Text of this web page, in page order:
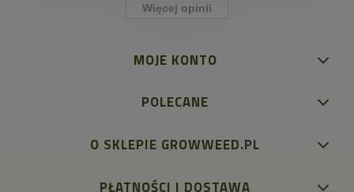
Więcej opinii
MOJE KONTO
POLECANE
O SKLEPIE GROWWEED.PL
PŁATNOŚCI I DOSTAWA